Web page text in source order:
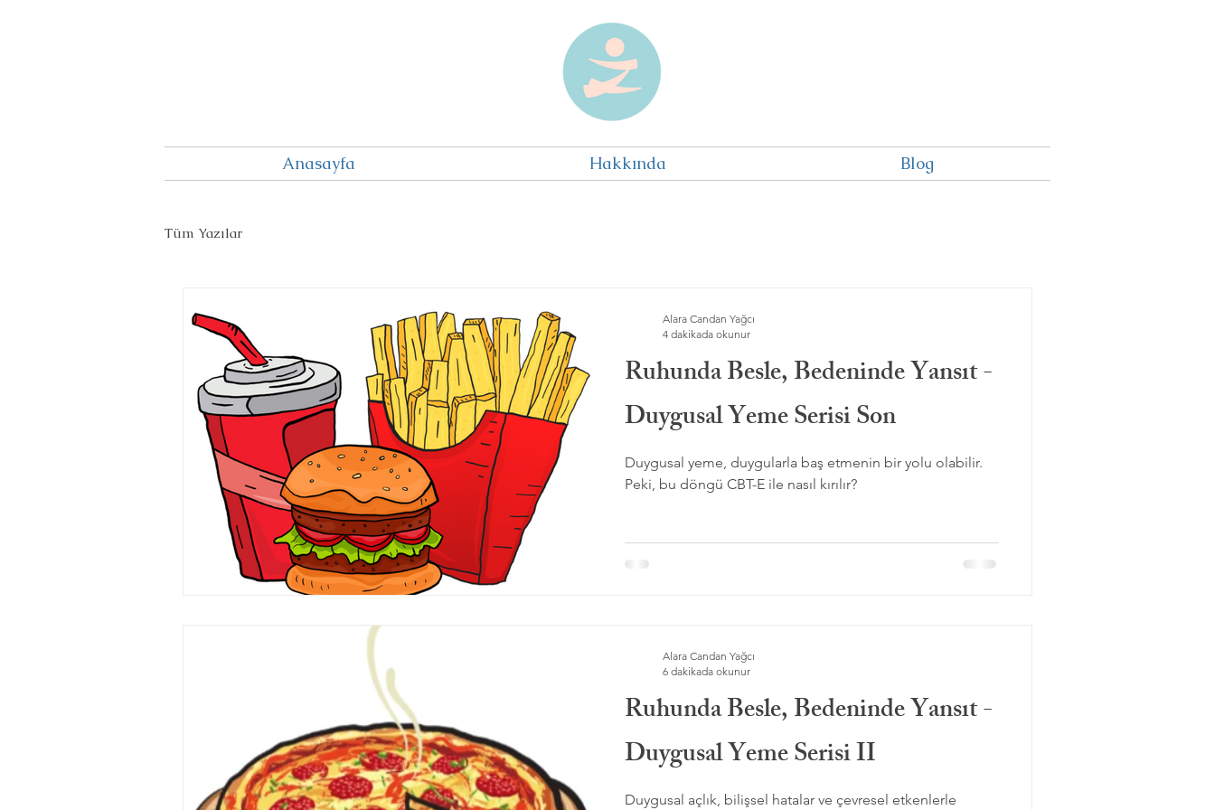
Anasayfa Hakkında Blog
Tüm Yazılar
Ruhunda Besle, Bedeninde Yansıt -
Duygusal Yeme Serisi Son
Duygusal yeme, duygularla baş etmenin bir yolu olabilir.
Peki, bu döngü CBT-E ile nasıl kırılır?
Alara Candan Yağcı
4 dakikada okunur
Ruhunda Besle, Bedeninde Yansıt -
Duygusal Yeme Serisi II
Duygusal açlık, bilişsel hatalar ve çevresel etkenlerle
Alara Candan Yağcı
6 dakikada okunur